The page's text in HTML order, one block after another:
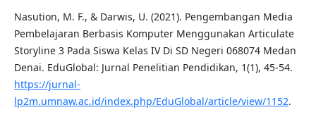
Nasution, M. F., & Darwis, U. (2021). Pengembangan Media
Pembelajaran Berbasis Komputer Menggunakan Articulate
Storyline 3 Pada Siswa Kelas IV Di SD Negeri 068074 Medan
Denai. EduGlobal: Jurnal Penelitian Pendidikan, 1(1), 45-54.
https://jurnal-
lp2m.umnaw.ac.id/index.php/EduGlobal/article/view/1152.